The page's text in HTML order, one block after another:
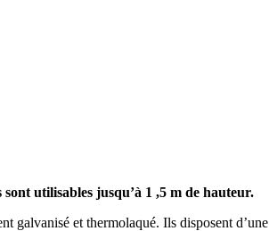
sont utilisables jusqu’à 1 ,5 m de hauteur.
galvanisé et thermolaqué. Ils disposent d’une